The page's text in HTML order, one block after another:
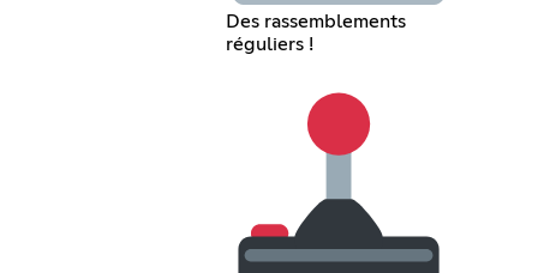
Des rassemblements
réguliers !